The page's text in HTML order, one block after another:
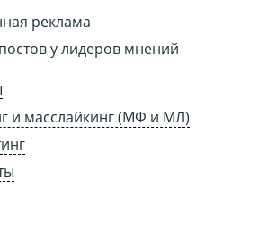
реклама
у лидеров мнений
и масслайкинг (МФ и МЛ)